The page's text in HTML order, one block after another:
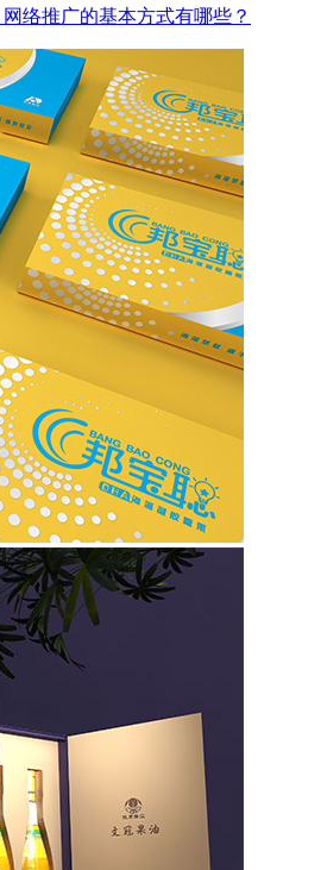
网络推广的基本方式有哪些？